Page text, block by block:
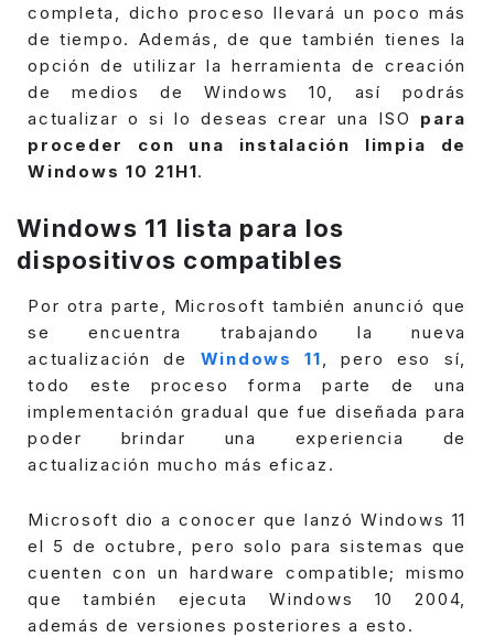
completa, dicho proceso llevará un poco más
de tiempo. Además, de que también tienes la
opción de utilizar la herramienta de creación
de medios de Windows 10, así podrás
actualizar o si lo deseas crear una ISO para
proceder con una instalación limpia de
Windows 10 21H1.
Windows 11 lista para los
dispositivos compatibles
Por otra parte, Microsoft también anunció que
se encuentra trabajando la nueva
actualización de Windows 11, pero eso sí,
todo este proceso forma parte de una
implementación gradual que fue diseñada para
poder brindar una experiencia de
actualización mucho más eficaz.
Microsoft dio a conocer que lanzó Windows 11
el 5 de octubre, pero solo para sistemas que
cuenten con un hardware compatible; mismo
que también ejecuta Windows 10 2004,
además de versiones posteriores a esto.